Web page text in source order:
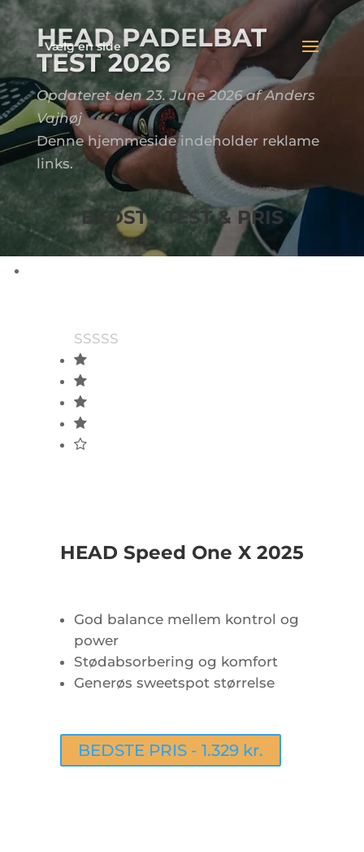
Vælg en side
HEAD PADELBAT
TEST 2026
Opdateret den 23. June 2026 af Anders
Vajhøj
Denne hjemmeside indeholder reklame
links.
BEDST I TEST & PRIS
HEAD Speed One X 2025
God balance mellem kontrol og
power
Stødabsorbering og komfort
Generøs sweetspot størrelse
BEDSTE PRIS - 1.329 kr.